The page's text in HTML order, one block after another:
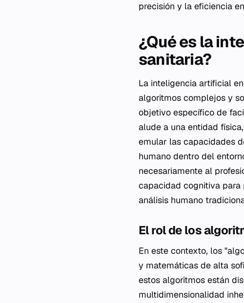
precisión y la eficiencia
¿Qué es la
sanitaria?
La inteligencia artificial
algoritmos complejos y
objetivo específico de
alude a una entidad
emular las capacidades
humano dentro del
necesariamente al
capacidad cognitiva para
análisis humano
El rol de los
En este contexto, los
y matemáticas de alta
estos algoritmos están
multidimensionalidad